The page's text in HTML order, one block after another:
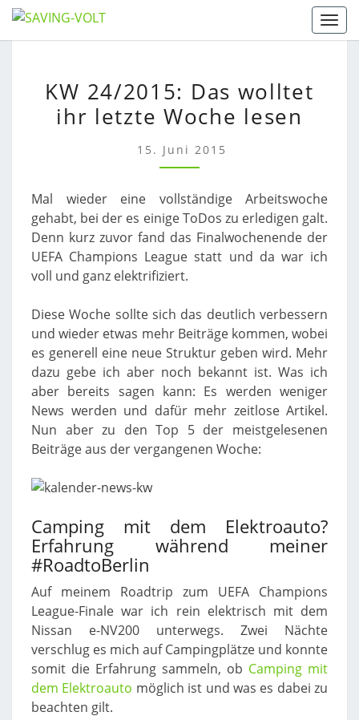
Skip
to
24/2015:
DAS
WOLLTET
IHR
LETZTE
LESEN
KW 24/2015: Das wolltet
ihr letzte Woche lesen
15. Juni 2015
Mal wieder eine vollständige Arbeitswoche
gehabt, bei der es einige ToDos zu erledigen galt.
Denn kurz zuvor fand das Finalwochenende der
UEFA Champions League statt und da war ich
voll und ganz elektrifiziert.
Diese Woche sollte sich das deutlich verbessern
und wieder etwas mehr Beiträge kommen, wobei
es generell eine neue Struktur geben wird. Mehr
dazu gebe ich aber noch bekannt ist. Was ich
aber bereits sagen kann: Es werden weniger
News werden und dafür mehr zeitlose Artikel.
Nun aber zu den Top 5 der meistgelesenen
Beiträge aus der vergangenen Woche:
Camping mit dem Elektroauto?
Erfahrung während meiner
#RoadtoBerlin
Auf meinem Roadtrip zum UEFA Champions
League-Finale war ich rein elektrisch mit dem
Nissan e-NV200 unterwegs. Zwei Nächte
verschlug es mich auf Campingplätze und konnte
somit die Erfahrung sammeln, ob Camping mit
dem Elektroauto möglich ist und was es dabei zu
beachten gilt.